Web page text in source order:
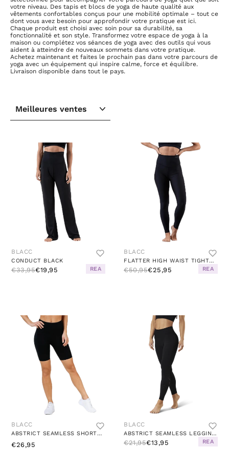
votre niveau. Des tapis et blocs de yoga de haute qualité aux
vêtements confortables conçus pour une mobilité optimale – tout ce
dont vous avez besoin pour approfondir votre pratique est ici.
Chaque produit est choisi avec soin pour sa durabilité, sa
fonctionnalité et son style. Transformez votre espace de yoga à la
maison ou complétez vos séances de yoga avec des outils qui vous
aident à atteindre de nouveaux sommets dans votre pratique.
Achetez maintenant et faites le prochain pas dans votre parcours de
yoga avec un équipement qui inspire calme, force et équilibre.
Livraison disponible dans tout le pays.
BLACC
CONDUCT BLACK
€33,95€19,95 REA
BLACC
FLATTER HIGH WAIST TIGHTS BLACK
€50,95€25,95 REA
BLACC
ABSTRICT SEAMLESS SHORTS BLACK
€26,95
BLACC
ABSTRICT SEAMLESS LEGGINGS BLACK
€21,95€13,95 REA